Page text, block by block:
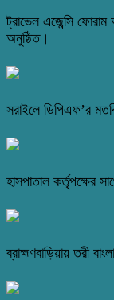
ট্রাভেল এজেন্সি
অনুষ্ঠিত।
সরাইলে ডিপিএফ’র
হাসপাতাল কর্তৃপক্ষের
ব্রাহ্মণবাড়িয়ায় তরী